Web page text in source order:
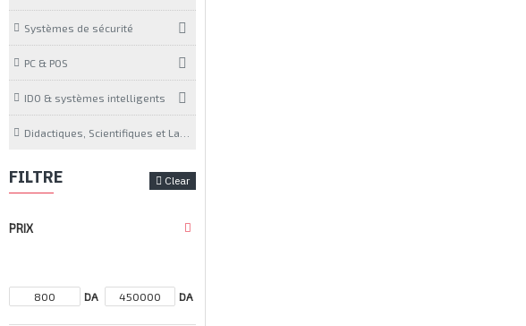
Systèmes de sécurité
PC & POS
IDO & systèmes intelligents
FILTRE Clear
PRIX
DA DA